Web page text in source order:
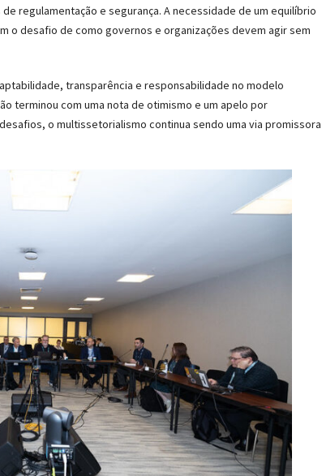
regulamentação e segurança. A necessidade de um equilíbrio
o desafio de como governos e organizações devem agir sem
transparência e responsabilidade no modelo
terminou com uma nota de otimismo e um apelo por
o multissetorialismo continua sendo uma via promissora